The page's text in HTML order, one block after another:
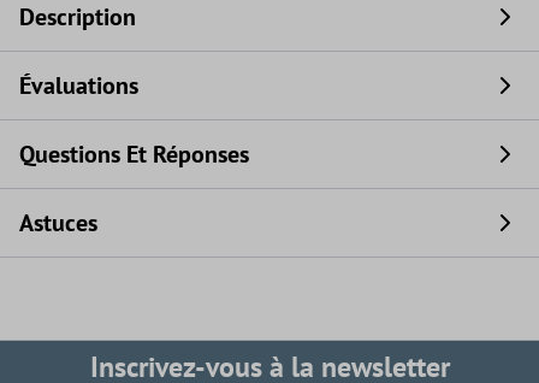
Description
Évaluations
Questions Et Réponses
Astuces
Inscrivez-vous à la newsletter